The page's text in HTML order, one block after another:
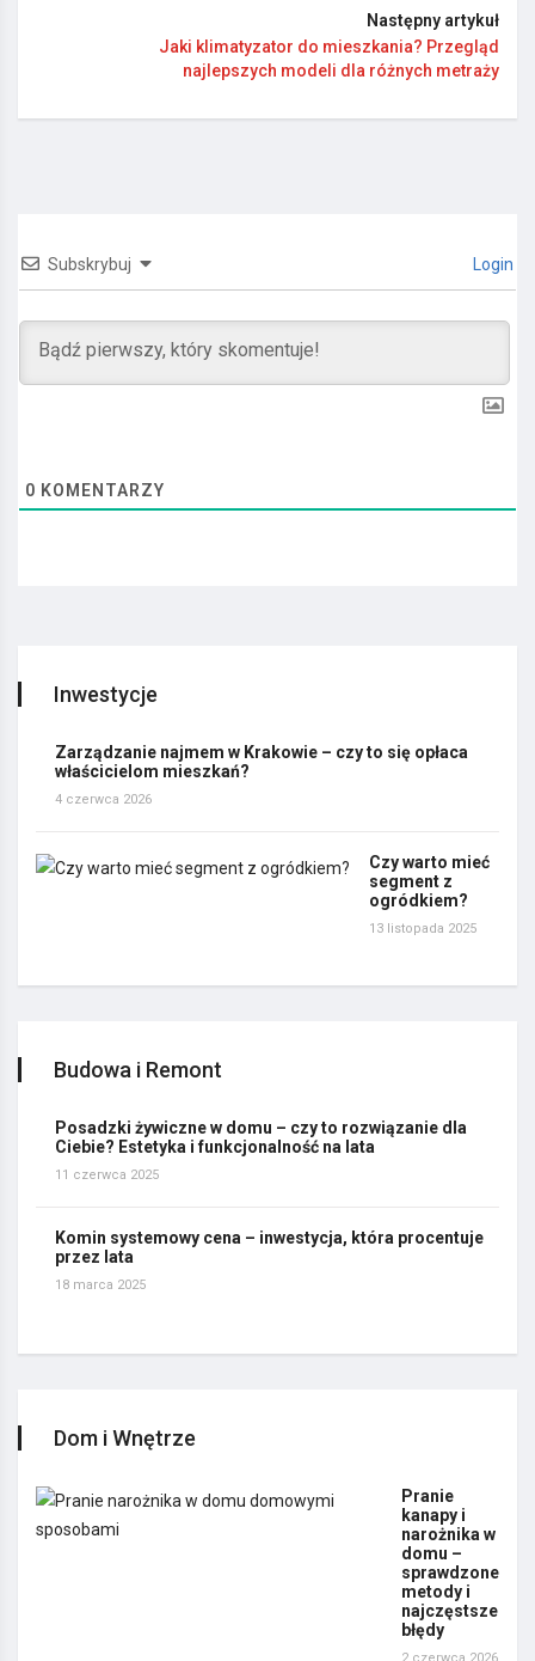
Następny artykuł
Jaki klimatyzator do mieszkania? Przegląd
najlepszych modeli dla różnych metraży
Subskrybuj Login
0 KOMENTARZY
Inwestycje
Zarządzanie najmem w Krakowie – czy to się opłaca
właścicielom mieszkań?
4 czerwca 2026
Czy warto mieć
segment z
ogródkiem?
13 listopada 2025
Budowa i Remont
Posadzki żywiczne w domu – czy to rozwiązanie dla
Ciebie? Estetyka i funkcjonalność na lata
11 czerwca 2025
Komin systemowy cena – inwestycja, która procentuje
przez lata
18 marca 2025
Dom i Wnętrze
Pranie
kanapy i
narożnika w
domu –
sprawdzone
metody i
najczęstsze
błędy
2 czerwca 2026